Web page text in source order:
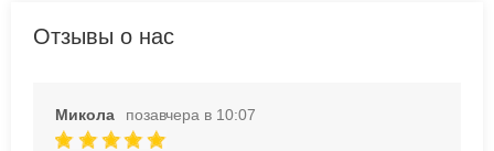
Отзывы о нас
Микола позавчера в 10:07